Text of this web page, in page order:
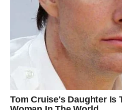
Samopouzdanja